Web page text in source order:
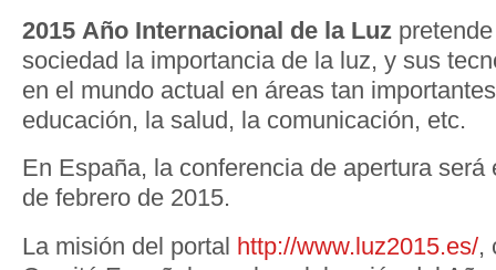
2015 Año Internacional de la Luz
sociedad la importancia de la luz, y sus
en el mundo actual en áreas tan
educación, la salud, la comunicación, etc.
En España, la conferencia de apertura será
de febrero de 2015.
La misión del portal http://www.luz2015.es/,